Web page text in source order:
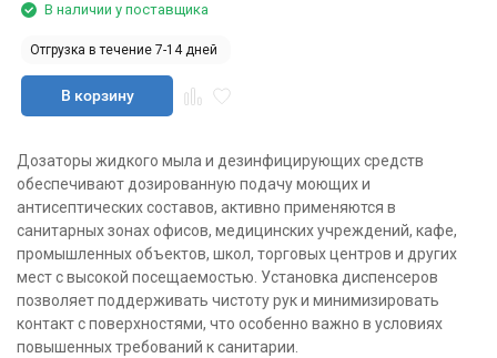
В наличии у поставщика
Отгрузка в течение 7-14 дней
В корзину
Дозаторы жидкого мыла и дезинфицирующих средств
обеспечивают дозированную подачу моющих и
антисептических составов, активно применяются в
санитарных зонах офисов, медицинских учреждений, кафе,
промышленных объектов, школ, торговых центров и других
мест с высокой посещаемостью. Установка диспенсеров
позволяет поддерживать чистоту рук и минимизировать
контакт с поверхностями, что особенно важно в условиях
повышенных требований к санитарии.